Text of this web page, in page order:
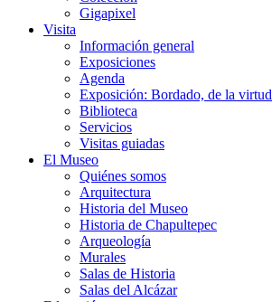
Gigapixel
Visita
Información general
Exposiciones
Agenda
Exposición: Bordado, de la virtud
Biblioteca
Servicios
Visitas guiadas
El Museo
Quiénes somos
Arquitectura
Historia del Museo
Historia de Chapultepec
Arqueología
Murales
Salas de Historia
Salas del Alcázar